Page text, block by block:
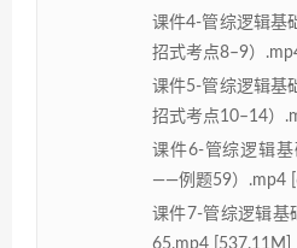
课件4-管综逻辑基
招式考点8–9）
课件5-管综逻辑基
招式考点10–14）
课件6-管综逻辑
——例题59）.mp4
课件7-管综逻辑